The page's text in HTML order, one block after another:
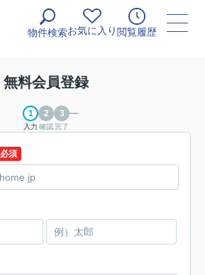
物件検索お気に入り 閲覧履歴
無料会員登録
入力 確認完了
必須